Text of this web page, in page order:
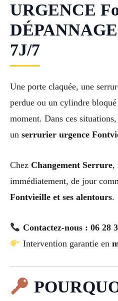
URGENCE
7J/7
Une porte claquée, une
perdue ou un cylindre
moment. Dans ces
un serrurier urgence
Chez Changement Serrure,
immédiatement, de jour
Fontvieille et ses alentours.
Contactez-nous : 06 28
Intervention garantie en